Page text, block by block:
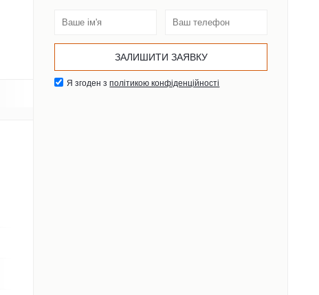
Я згоден зполітикою конфіденційності